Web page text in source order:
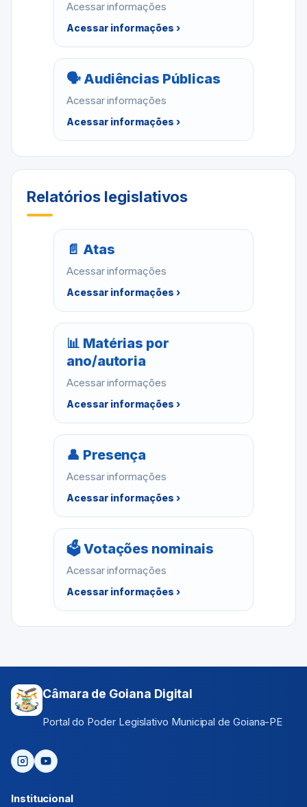
Acessar informações
Acessar informações ›
🗣 Audiências Públicas
Acessar informações
Acessar informações ›
Relatórios legislativos
📄 Atas
Acessar informações
Acessar informações ›
📊 Matérias por
ano/autoria
Acessar informações
Acessar informações ›
👤 Presença
Acessar informações
Acessar informações ›
🗳 Votações nominais
Acessar informações
Acessar informações ›
Câmara de Goiana Digital
Portal do Poder Legislativo Municipal de Goiana-PE
Institucional